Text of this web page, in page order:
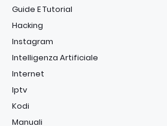
Guide E Tutorial
Hacking
Instagram
Intelligenza Artificiale
Internet
Iptv
Kodi
Manuali